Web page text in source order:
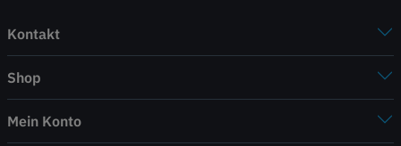
Kontakt
Shop
Mein Konto